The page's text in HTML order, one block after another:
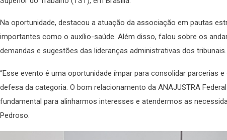
Na oportunidade, destacou a atuação da associação em pautas
importantes como o auxílio-saúde. Além disso, falou sobre os
demandas e sugestões das lideranças administrativas dos tribunais.
“Esse evento é uma oportunidade ímpar para consolidar parcerias
defesa da categoria. O bom relacionamento da ANAJUSTRA
fundamental para alinharmos interesses e atendermos as
Pedroso.